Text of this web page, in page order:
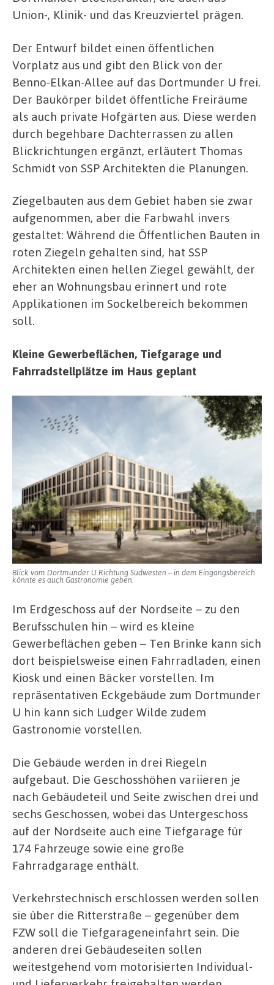
Union-, Klinik- und das Kreuzviertel prägen.
Der Entwurf bildet einen öffentlichen
Vorplatz aus und gibt den Blick von der
Benno-Elkan-Allee auf das Dortmunder U frei.
Der Baukörper bildet öffentliche Freiräume
als auch private Hofgärten aus. Diese werden
durch begehbare Dachterrassen zu allen
Blickrichtungen ergänzt, erläutert Thomas
Schmidt von SSP Architekten die Planungen.
Ziegelbauten aus dem Gebiet haben sie zwar
aufgenommen, aber die Farbwahl invers
gestaltet: Während die Öffentlichen Bauten in
roten Ziegeln gehalten sind, hat SSP
Architekten einen hellen Ziegel gewählt, der
eher an Wohnungsbau erinnert und rote
Applikationen im Sockelbereich bekommen
soll.
Kleine Gewerbeflächen, Tiefgarage und
Fahrradstellplätze im Haus geplant
Blick vom Dortmunder U Richtung Südwesten – in dem Eingangsbereich
könnte es auch Gastronomie geben.
Im Erdgeschoss auf der Nordseite – zu den
Berufsschulen hin – wird es kleine
Gewerbeflächen geben – Ten Brinke kann sich
dort beispielsweise einen Fahrradladen, einen
Kiosk und einen Bäcker vorstellen. Im
repräsentativen Eckgebäude zum Dortmunder
U hin kann sich Ludger Wilde zudem
Gastronomie vorstellen.
Die Gebäude werden in drei Riegeln
aufgebaut. Die Geschosshöhen variieren je
nach Gebäudeteil und Seite zwischen drei und
sechs Geschossen, wobei das Untergeschoss
auf der Nordseite auch eine Tiefgarage für
174 Fahrzeuge sowie eine große
Fahrradgarage enthält.
Verkehrstechnisch erschlossen werden sollen
sie über die Ritterstraße – gegenüber dem
FZW soll die Tiefgarageneinfahrt sein. Die
anderen drei Gebäudeseiten sollen
weitestgehend vom motorisierten Individual-